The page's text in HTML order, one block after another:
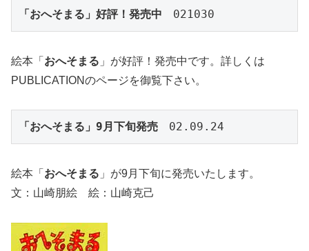
「おへそまる」好評！発売中 021030
絵本「 おへそまる 」が好評！発売中です。詳しくは
PUBLICATIONのページを御覧下さい。
「おへそまる」9月下旬発売 02.09.24
絵本「 おへそまる 」が9月下旬に発売いたします。
文：山崎朋絵 絵：山崎克己